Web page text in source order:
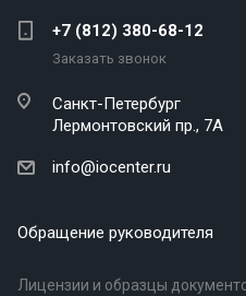
+7 (812) 380-68-12
Заказать звонок
Санкт-Петербург
Лермонтовский пр., 7А
info@iocenter.ru
Обращение руководителя
Лицензии и образцы